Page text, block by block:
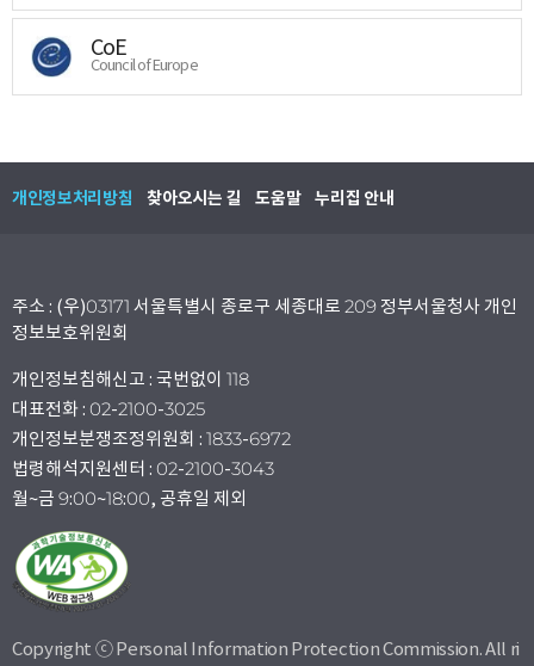
CoE
Council of Europe
개인정보처리방침 찾아오시는 길 도움말 누리집 안내
주소 : (우)03171 서울특별시 종로구 세종대로 209 정부서울청사 개인
정보보호위원회
개인정보침해신고 : 국번없이 118
대표전화 : 02-2100-3025
개인정보분쟁조정위원회 : 1833-6972
법령해석지원센터 : 02-2100-3043
월~금 9:00~18:00, 공휴일 제외
Copyright ⓒ Personal Information Protection Commission. All ri